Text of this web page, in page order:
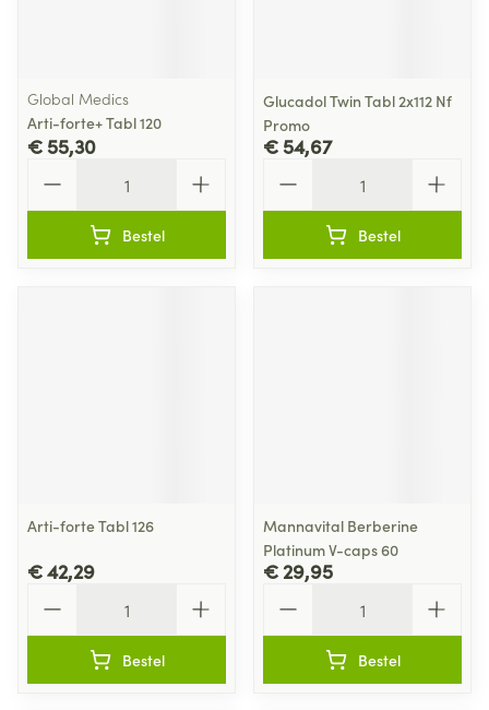
Global Medics
Arti-forte+ Tabl 120
€ 55,30
Bestel
Glucadol Twin Tabl 2x112 Nf
Promo
€ 54,67
Bestel
Arti-forte Tabl 126
€ 42,29
Bestel
Mannavital Berberine
Platinum V-caps 60
€ 29,95
Bestel